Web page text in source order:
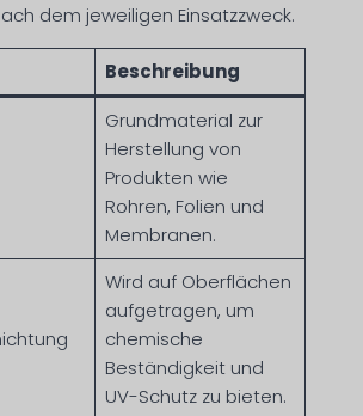
dem jeweiligen Einsatzzweck.
Beschreibung
Grundmaterial zur
Herstellung von
Produkten wie
Rohren, Folien und
Membranen.
Wird auf Oberflächen
aufgetragen, um
chemische
Beständigkeit und
UV-Schutz zu bieten.